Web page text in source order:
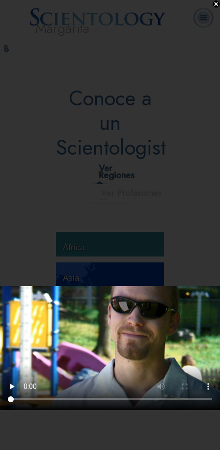
Margarita
L. Ronald
Hubbard
Conoce a
un
Scientologist
Ver
Regiones
África
Asia
Australia
Europa
Sudamérica
Norteamérica